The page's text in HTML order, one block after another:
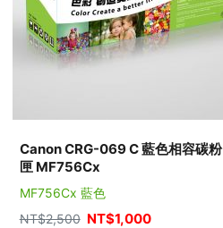
Canon CRG-069 C 藍色相容碳粉
匣 MF756Cx
MF756Cx 藍色
NT$2,500 NT$1,000